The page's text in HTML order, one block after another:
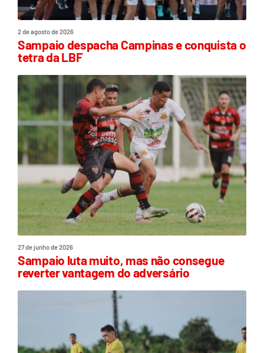
2 de agosto de 2026
Sampaio despacha Campinas e conquista o
tetra da LBF
27 de junho de 2026
Sampaio luta muito, mas não consegue
reverter vantagem do adversário